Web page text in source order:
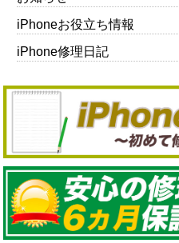
iPhoneお役立ち情報
iPhone修理日記